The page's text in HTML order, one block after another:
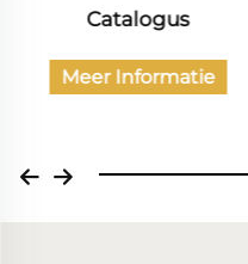
Catalogus
Meer Informatie